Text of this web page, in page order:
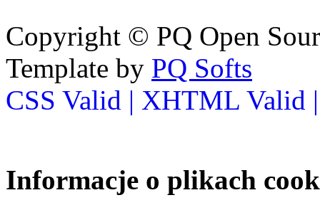
Copyright © PQ Open
Template by PQ Softs
CSS Valid | XHTML Valid
Informacje o plikach